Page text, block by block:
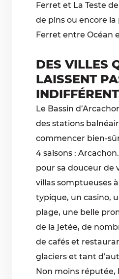
Ferret et La Teste
de pins ou encore
Ferret entre Océan
DES VILLES
LAISSENT
Le Bassin
des stations
commencer bien-
4 saisons :
pour sa douceur de
villas somptueuses
typique, un casino,
plage, une belle
de la jetée, de
de cafés et
glaciers et tant
Non moins réputée,